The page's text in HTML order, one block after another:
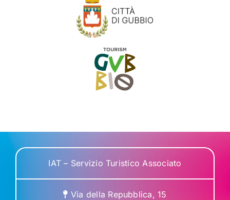
IAT – Servizio Turistico Associato
Via della Repubblica, 15